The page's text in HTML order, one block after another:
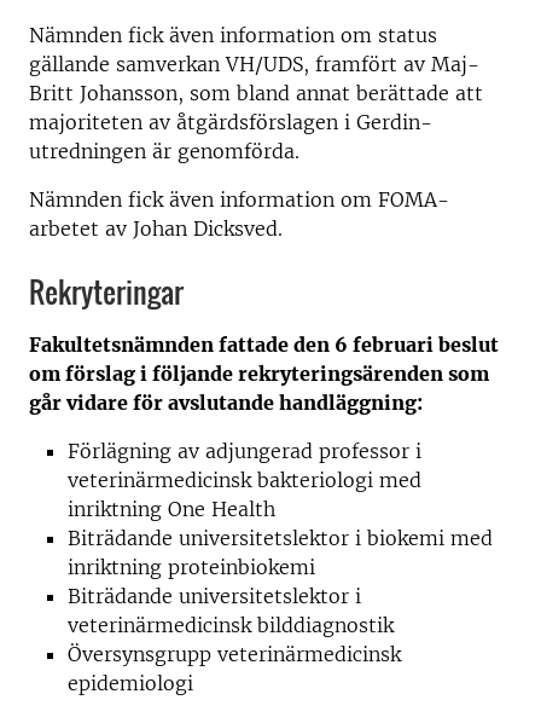
Nämnden fick även information om status
gällande samverkan VH/UDS, framfört av Maj-
Britt Johansson, som bland annat berättade att
majoriteten av åtgärdsförslagen i Gerdin-
utredningen är genomförda.
Nämnden fick även information om FOMA-
arbetet av Johan Dicksved.
Rekryteringar
Fakultetsnämnden fattade den 6 februari beslut
om förslag i följande rekryteringsärenden som
går vidare för avslutande handläggning:
Förlägning av adjungerad professor i
veterinärmedicinsk bakteriologi med
inriktning One Health
Biträdande universitetslektor i biokemi med
inriktning proteinbiokemi
Biträdande universitetslektor i
veterinärmedicinsk bilddiagnostik
Översynsgrupp veterinärmedicinsk
epidemiologi